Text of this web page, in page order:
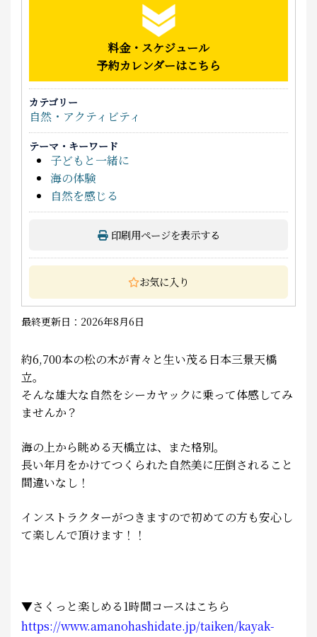
料金・スケジュール
予約カレンダーはこちら
カテゴリー
自然・アクティビティ
テーマ・キーワード
子どもと一緒に
海の体験
自然を感じる
印刷用ページを表示する
お気に入り
最終更新日：2026年8月6日
約6,700本の松の木が青々と生い茂る日本三景天橋
立。
そんな雄大な自然をシーカヤックに乗って体感してみ
ませんか？
海の上から眺める天橋立は、また格別。
長い年月をかけてつくられた自然美に圧倒されること
間違いなし！
インストラクターがつきますので初めての方も安心し
て楽しんで頂けます！！
▼さくっと楽しめる1時間コースはこちら
https://www.amanohashidate.jp/taiken/kayak-